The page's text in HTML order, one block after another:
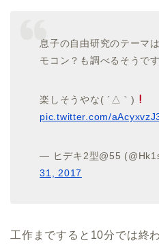
息子の自由研究のテーマ
モコン？も調べるそうです
楽しそうやな( ´△｀)
pic.twitter.com/
— ヒデキ2型@55
31, 2017
工作まですると10分では終